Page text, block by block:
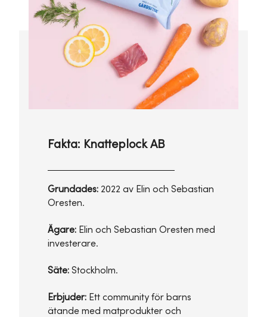
Fakta: Knatteplock AB
Grundades: 2022 av Elin och Sebastian
Oresten.
Ägare: Elin och Sebastian Oresten med
investerare.
Säte: Stockholm.
Erbjuder: Ett community för barns
ätande med matprodukter och